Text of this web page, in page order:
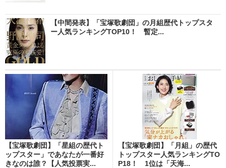
【中間発表】「宝塚歌劇団」の月組歴代トップスタ
ー人気ランキングTOP10！ 暫定...
【宝塚歌劇団】「星組の歴代ト
ップスター」であなたが一番好
きなのは誰？【人気投票実...
【宝塚歌劇団】「月組」の歴代
トップスター人気ランキングTO
P18！ 1位は「天海...